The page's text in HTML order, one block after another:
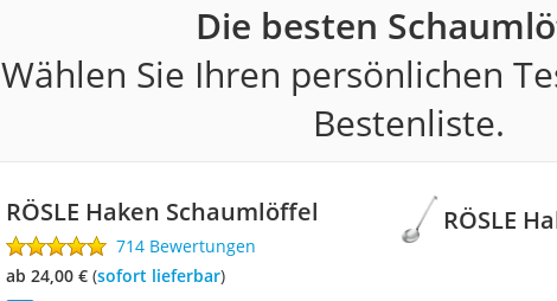
Die besten
Wählen Sie Ihren persönlichen
Bestenliste.
RÖSLE
RÖSLE Haken Schaumlöffel
714 Bewertungen
ab 24,00 €( Sofort lieferbar)